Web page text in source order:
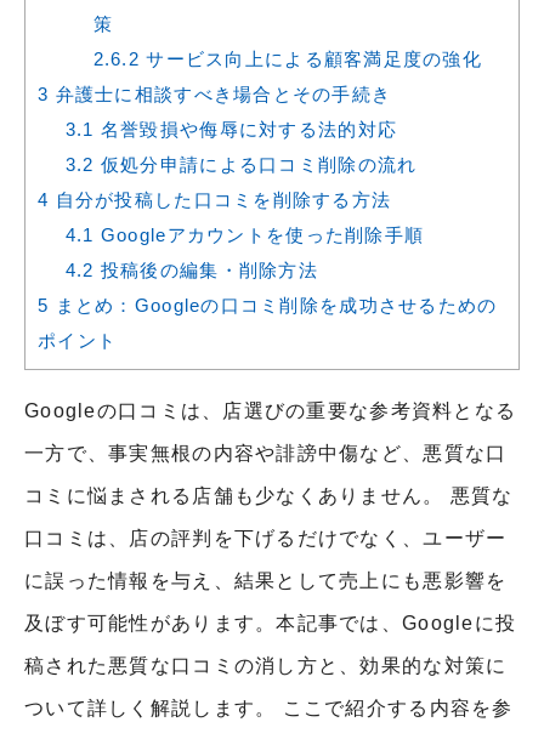
策
2.6.2 サービス向上による顧客満足度の強化
3 弁護士に相談すべき場合とその手続き
3.1 名誉毀損や侮辱に対する法的対応
3.2 仮処分申請による口コミ削除の流れ
4 自分が投稿した口コミを削除する方法
4.1 Googleアカウントを使った削除手順
4.2 投稿後の編集・削除方法
5 まとめ：Googleの口コミ削除を成功させるための
ポイント
Googleの口コミは、店選びの重要な参考資料となる
一方で、事実無根の内容や誹謗中傷など、悪質な口
コミに悩まされる店舗も少なくありません。 悪質な
口コミは、店の評判を下げるだけでなく、ユーザー
に誤った情報を与え、結果として売上にも悪影響を
及ぼす可能性があります。本記事では、Googleに投
稿された悪質な口コミの消し方と、効果的な対策に
ついて詳しく解説します。 ここで紹介する内容を参